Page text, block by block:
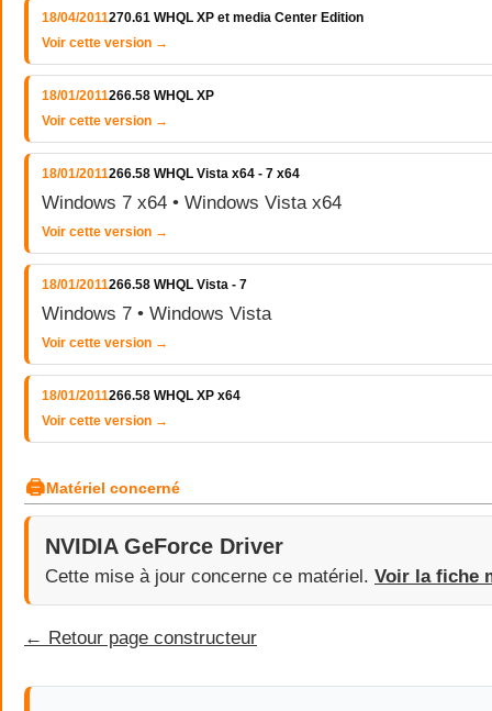
18/04/2011270.61 WHQL XP et media Center Edition
Voir cette version →
18/01/2011266.58 WHQL XP
Voir cette version →
18/01/2011266.58 WHQL Vista x64 - 7 x64
Windows 7 x64 • Windows Vista x64
Voir cette version →
18/01/2011266.58 WHQL Vista - 7
Windows 7 • Windows Vista
Voir cette version →
18/01/2011266.58 WHQL XP x64
Voir cette version →
🖨Matériel concerné
NVIDIA GeForce Driver
Cette mise à jour concerne ce matériel. Voir la fiche
← Retour page constructeur